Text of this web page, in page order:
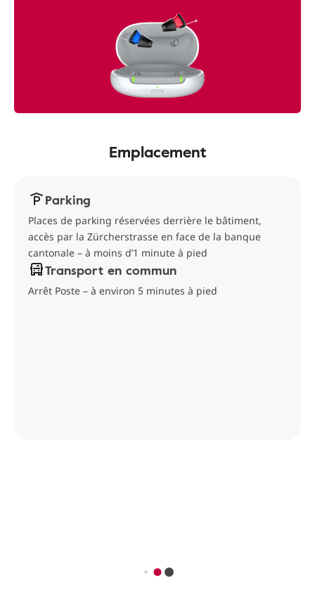
Emplacement
Parking
Places de parking réservées derrière le bâtiment,
accès par la Zürcherstrasse en face de la banque
cantonale – à moins d’1 minute à pied
Transport en commun
Arrêt Poste – à environ 5 minutes à pied